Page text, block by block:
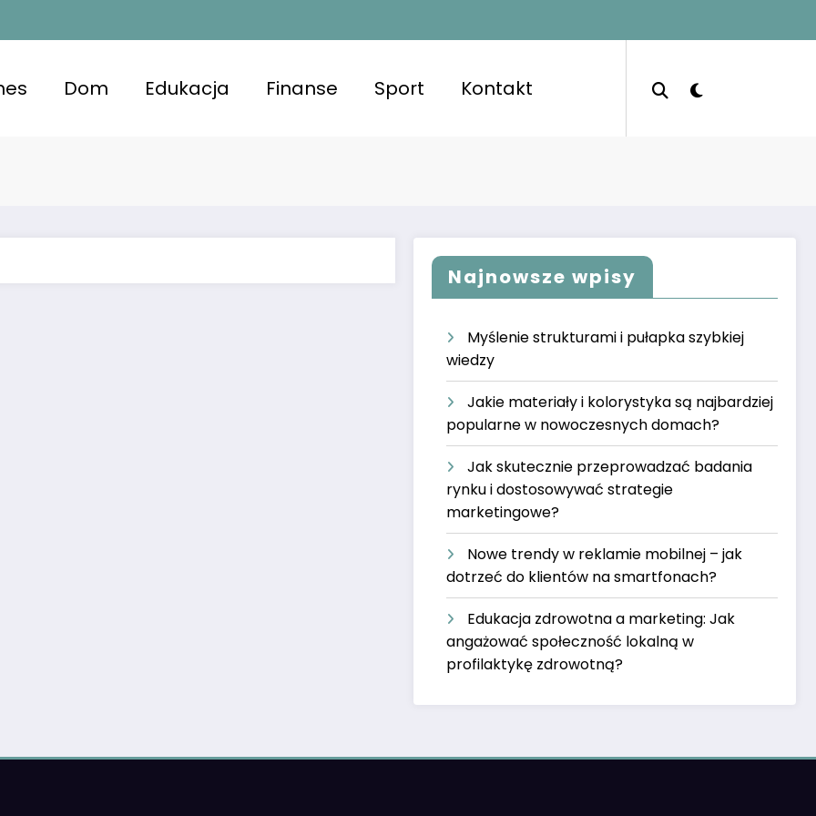
Dom Edukacja Finanse Sport Kontakt
Najnowsze wpisy
Myślenie strukturami i pułapka szybkiej
wiedzy
Jakie materiały i kolorystyka są najbardziej
popularne w nowoczesnych domach?
Jak skutecznie przeprowadzać badania
rynku i dostosowywać strategie
marketingowe?
Nowe trendy w reklamie mobilnej – jak
dotrzeć do klientów na smartfonach?
Edukacja zdrowotna a marketing: Jak
angażować społeczność lokalną w
profilaktykę zdrowotną?